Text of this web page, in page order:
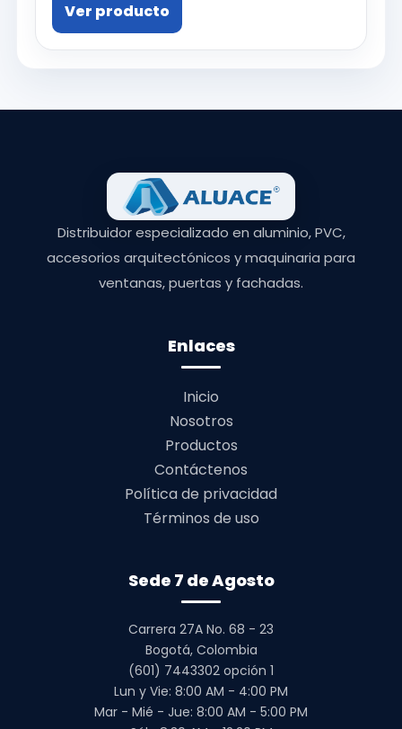
Ver producto
Distribuidor especializado en aluminio, PVC,
accesorios arquitectónicos y maquinaria para
ventanas, puertas y fachadas.
Enlaces
Inicio
Nosotros
Productos
Contáctenos
Política de privacidad
Términos de uso
Sede 7 de Agosto
Carrera 27A No. 68 - 23
Bogotá, Colombia
(601) 7443302 opción 1
Lun y Vie: 8:00 AM - 4:00 PM
Mar - Mié - Jue: 8:00 AM - 5:00 PM